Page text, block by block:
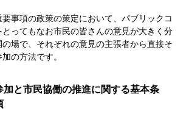
事項の政策の策定において、パブリックコ
とってもなお市民の皆さんの意見が大きく分
場で、それぞれの意見の主張者から直接そ
の方法です。
と市民協働の推進に関する基本条